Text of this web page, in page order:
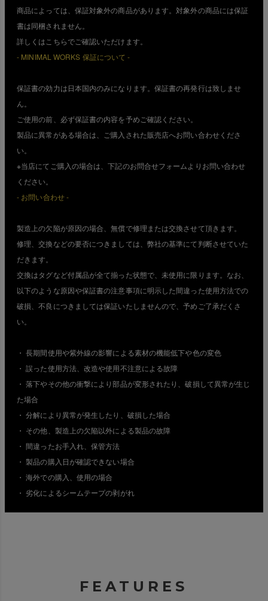
商品によっては、保証対象外の商品があります。対象外の商品には保証
書は同梱されません。
詳しくはこちらでご確認いただけます。
- MINIMAL WORKS 保証について -
保証書の効力は日本国内のみになります。保証書の再発行は致しませ
ん。
ご使用の前、必ず保証書の内容を予めご確認ください。
製品に異常がある場合は、ご購入された販売店へお問い合わせくださ
い。
※当店にてご購入の場合は、下記のお問合せフォームよりお問い合わせ
ください。
- お問い合わせ -
製造上の欠陥が原因の場合、無償で修理または交換させて頂きます。
修理、交換などの要否につきましては、弊社の基準にて判断させていた
だきます。
交換はタグなど付属品が全て揃った状態で、未使用に限ります。なお、
以下のような原因や保証書の注意事項に明示した間違った使用方法での
破損、不良につきましては保証いたしませんので、予めご了承だくさ
い。
・ 長期間使用や紫外線の影響による素材の機能低下や色の変色
・ 誤った使用方法、改造や使用不注意による故障
・ 落下やその他の衝撃により部品が変形されたり、破損して異常が生じ
た場合
・ 分解により異常が発生したり、破損した場合
・ その他、製造上の欠陥以外による製品の故障
・ 間違ったお手入れ、保管方法
・ 製品の購入日が確認できない場合
・ 海外での購入、使用の場合
・ 劣化によるシームテープの剥がれ
FEATURES